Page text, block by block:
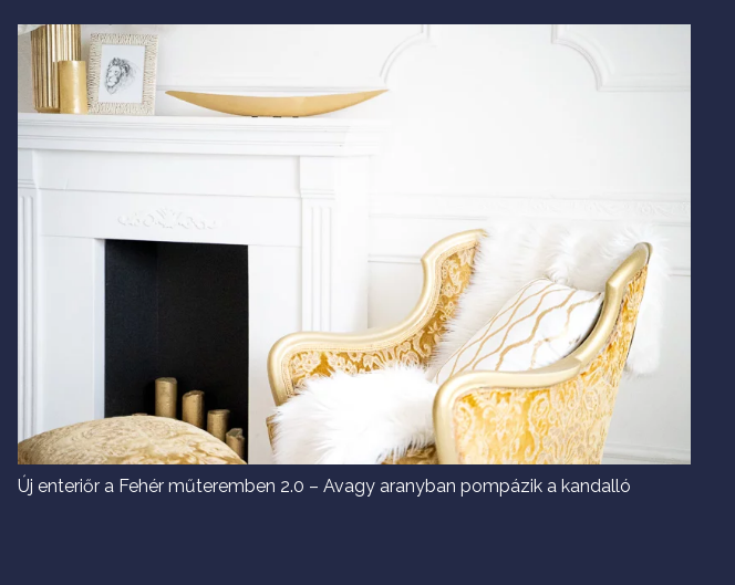
Új enteriőr a Fehér műteremben 2.0 – Avagy aranyban pompázik a kandalló